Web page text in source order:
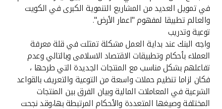
في تمويل العديد من المشاريع التنموية الكبرى في الكويت
والعالم تطبيقا لمفهوم "اعمار الأرض".
توعية وتدريب
واجه البنك عند بداية العمل مشكلة تمثلت في قلة معرفة
العملاء بأحكام وتطبيقات الاقتصاد الاسلامى وبالتالي وعدم
تفاعلهم بشكل مناسب مع المنتجات الجديدة التي طرحها ،
فكان لزاما تنظيم حملات واسعة من التوعية والتعريف بالقواعد
الشرعية في المعاملات المالية وبيان الفرق بين المنتجات
المختلفة وصيغها المتعددة والأحكام المرتبطة بها،وقد نجحت